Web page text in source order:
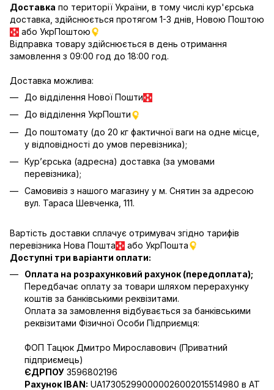
Доставка по території України, в тому числі кур'єрська
доставка, здійснюється протягом 1-3 днів, Новою Поштою
або УкрПоштою
Відправка товару здійснюється в день отримання
замовлення з 09:00 год до 18:00 год.
Доставка можлива:
До відділення Нової Пошти
До відділення УкрПошти
До поштомату (до 20 кг фактичної ваги на одне місце,
у відповідності до умов перевізника);
Кур’єрська (адресна) доставка (за умовами
перевізника);
Самовивіз з нашого магазину у м. Снятин за адресою
вул. Тараса Шевченка, 111.
Вартість доставки сплачує отримувач згідно тарифів
перевізника Нова Пошта
або УкрПошта
Доступні три варіанти оплати:
Оплата на розрахунковий рахунок (передоплата);
Передбачає оплату за товари шляхом перерахунку
коштів за банківськими реквізитами.
Оплата за замовлення відбувається за банківськими
реквізитами Фізичної Особи Підприємця:
ФОП Тацюк Дмитро Мирославович (Приватний
пiдприємець)
ЄДРПОУ 3596802196
Рахунок IBAN: UA173052990000026002015514980 в АТ